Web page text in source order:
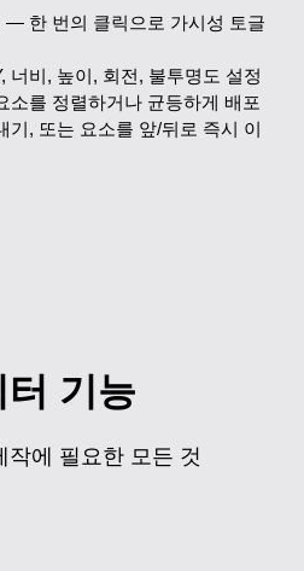
— 한 번의 클릭으로 가시성 토글
너비, 높이, 회전, 불투명도 설정
소를 정렬하거나 균등하게 배포
기, 또는 요소를 앞/뒤로 즉시 이
터 기능
작에 필요한 모든 것